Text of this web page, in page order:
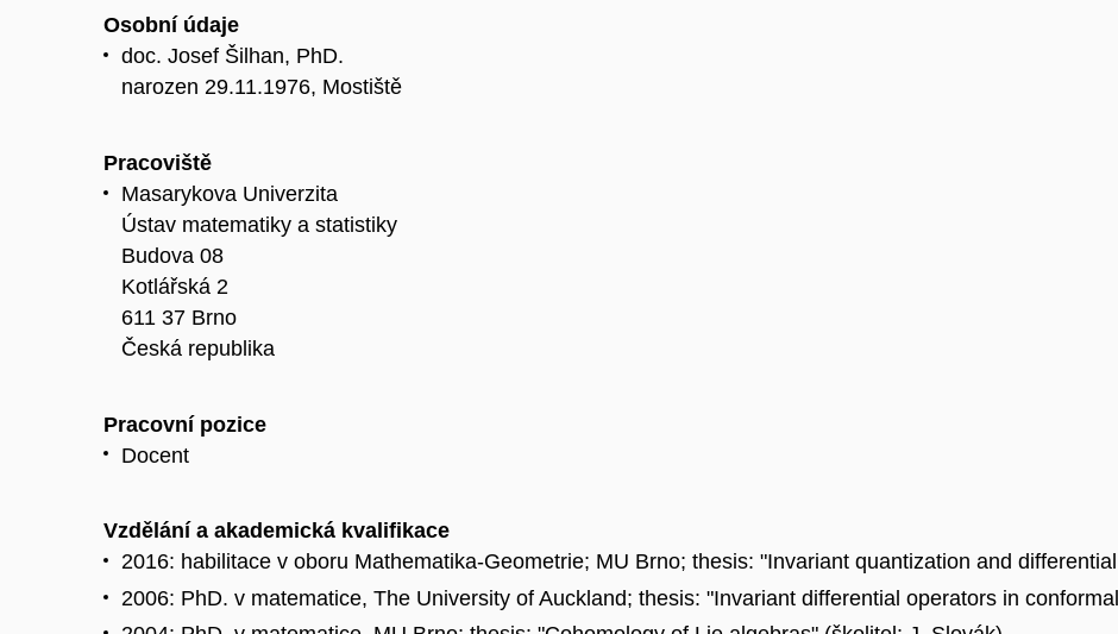
Osobní údaje
doc. Josef Šilhan, PhD.
narozen 29.11.1976, Mostiště
Pracoviště
Masarykova Univerzita
Ústav matematiky a statistiky
Budova 08
Kotlářská 2
611 37 Brno
Česká republika
Pracovní pozice
Docent
Vzdělání a akademická kvalifikace
2016: habilitace v oboru Mathematika-Geometrie; MU Brno; thesis: "Invariant quantization and
2006: PhD. v matematice, The University of Auckland; thesis: "Invariant differential operators in